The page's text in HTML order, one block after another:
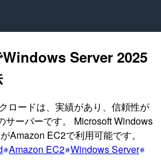
Server 2025
ロードは、実績があり、信頼性が
サーバーです。 Microsoft Windows
Amazon EC2で利用可能です。
Amazon EC2 Windows Server